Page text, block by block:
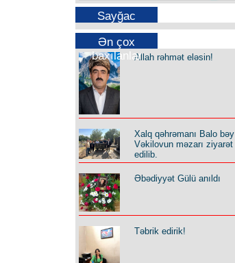
Sayğac
Ən çox
baxılanlarAllah rəhmət eləsin!
Xalq qəhrəmanı Balo bəy
Vəkilovun məzarı ziyarət
edilib.
Əbədiyyət Gülü anıldı
Təbrik edirik!